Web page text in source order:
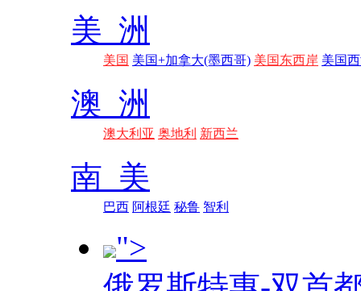
美 洲
美国 美国+加拿大(墨西哥) 美国东西岸 美国
澳 洲
澳大利亚 奥地利 新西兰
南 美
巴西 阿根廷 秘鲁 智利
">